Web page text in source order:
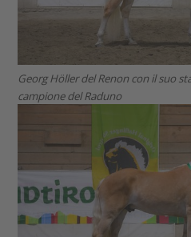
Georg Höller del Renon con il suo
campione del Raduno